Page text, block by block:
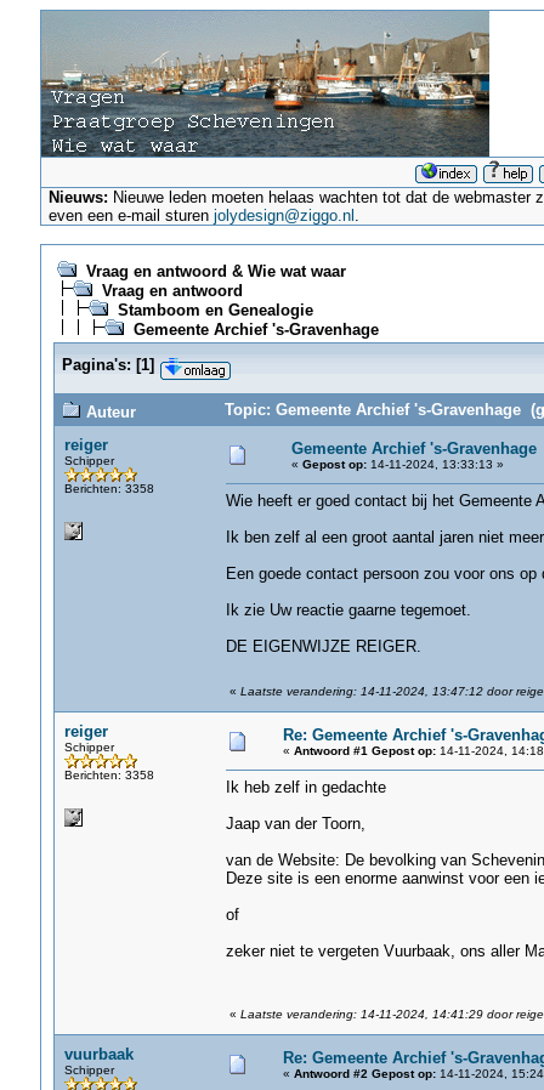
Nieuws: Nieuwe leden moeten helaas wachten tot dat de
even een e-mail sturenjolydesign@ziggo.nl .
Vraag en antwoord & Wie wat waar
Vraag en antwoord
Stamboom en Genealogie
Gemeente Archief 's-Gravenhage
Pagina's: [1]
Auteur
Topic: Gemeente Archief 's-Gravenhage
reiger
Schipper
Berichten: 3358
Gemeente Archief 's-Gravenhage
« Gepost op:14-11-2024, 13:33:13 »
Wie heeft er goed contact bij het Gemeente
Ik ben zelf al een groot aantal jaren niet
Een goede contact persoon zou voor ons
Ik zie Uw reactie gaarne tegemoet.
DE EIGENWIJZE REIGER.
« Laatste verandering: 14-11-2024, 13:47:12 door
reiger
Schipper
Berichten: 3358
Re: Gemeente Archief 's-
« Antwoord #1 Gepost op:14-11-2024,
Ik heb zelf in gedachte
Jaap van der Toorn,
van de Website: De bevolking van
Deze site is een enorme aanwinst voor een
of
zeker niet te vergeten Vuurbaak, ons aller
« Laatste verandering: 14-11-2024, 14:41:29 door
vuurbaak
Schipper
Re: Gemeente Archief 's-
« Antwoord #2 Gepost op:14-11-2024,